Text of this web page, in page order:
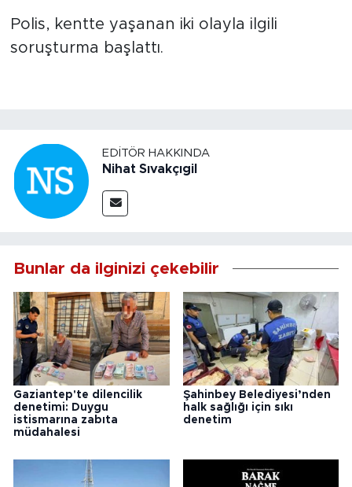
Polis, kentte yaşanan iki olayla ilgili
soruşturma başlattı.
EDITÖR HAKKINDA
Nihat Sıvakçıgil
Bunlar da ilginizi çekebilir
Gaziantep'te dilencilik
denetimi: Duygu
istismarına zabıta
müdahalesi
Şahinbey Belediyesi’nden
halk sağlığı için sıkı
denetim